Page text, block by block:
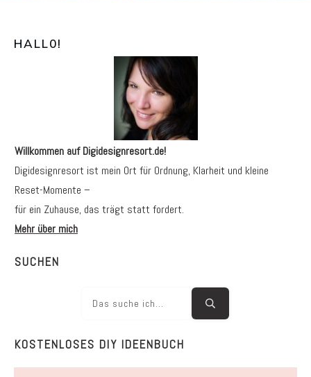
HALL0!
Willkommen auf Digidesignresort.de!
Digidesignresort ist mein Ort für Ordnung, Klarheit und kleine
Reset-Momente –
für ein Zuhause, das trägt statt fordert.
Mehr über mich
SUCHEN
KOSTENLOSES DIY IDEENBUCH